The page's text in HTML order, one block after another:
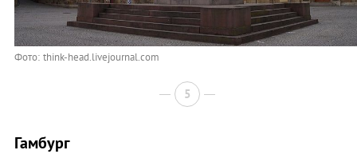
Фото: think-head.livejournal.com
5
Гамбург